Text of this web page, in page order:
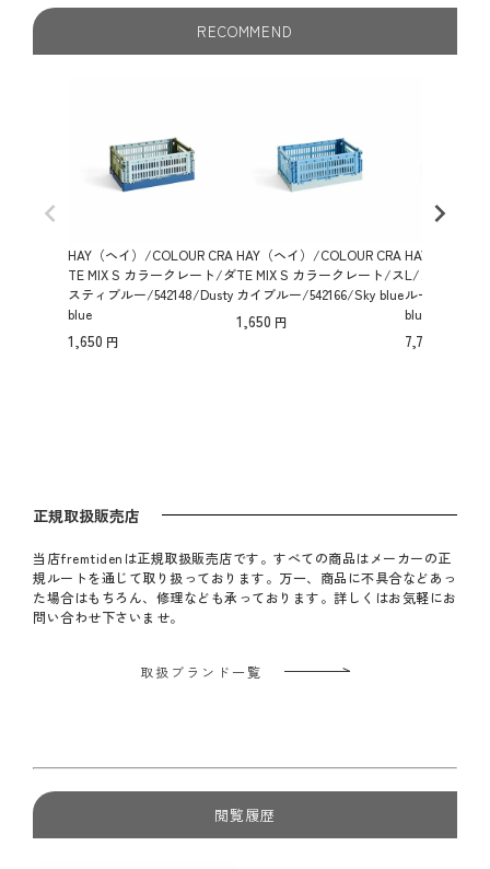
ださい。 ※組み立てや折りたたむ際に、力をいれすぎた
RECOMMEND
HAY（ヘイ）/COLOUR CRA
TE MIX S カラークレート/ダ
スティブルー/542148/Dusty
blue
1,650
HAY（ヘイ）/COLOUR CRA
TE MIX S カラークレート/ス
カイブルー/542166/Sky blue
1,650
HAY（ヘイ）
L/カラークレ
ルー/Lサイズ
blue
7,700
正規取扱販売店
当店fremtidenは正規取扱販売店です。すべての商品はメーカーの正
規ルートを通じて取り扱っております。万一、商品に不具合などあっ
た場合はもちろん、修理なども承っております。詳しくはお気軽にお
問い合わせ下さいませ。
取扱ブランド一覧
閲覧履歴